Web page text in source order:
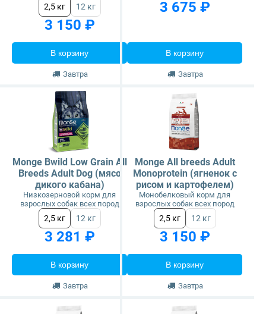
2,5 кг 12 кг
3 150 ₽
В корзину
Завтра
3 675 ₽
В корзину
Завтра
Monge Bwild Low Grain All
Breeds Adult Dog (мясо
дикого кабана)
Низкозерновой корм для
взрослых собак всех пород
2,5 кг 12 кг
3 281 ₽
В корзину
Завтра
Monge All breeds Adult
Monoprotein (ягненок с
рисом и картофелем)
Монобелковый корм для
взрослых собак всех пород
2,5 кг 12 кг
3 150 ₽
В корзину
Завтра